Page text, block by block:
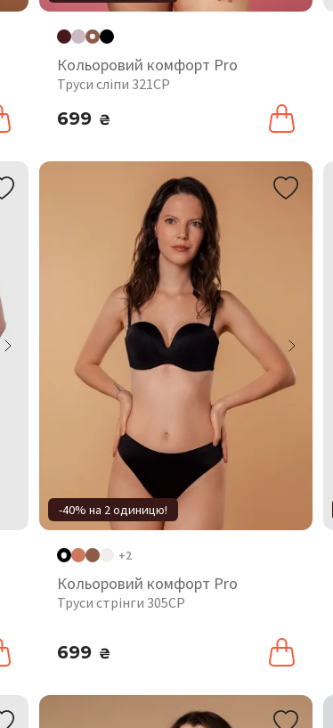
Кольоровий комфорт Pro
Труси сліпи 321CP
699 ₴
-40% на 2 одиницю!
+2
Кольоровий комфорт Pro
Труси стрінги 305CP
699 ₴